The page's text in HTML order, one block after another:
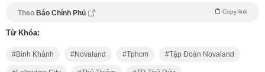
Theo Báo Chính Phủ Copy link
Từ Khóa:
Bình Khánh Novaland Tphcm Tập Đoàn Novaland